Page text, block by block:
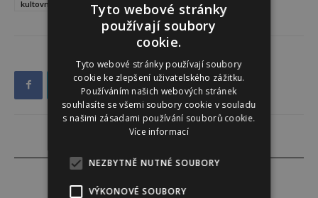
kultovní seriál
kultura první animák
Tyto webové stránky
používají soubory
cookie.
Tyto webové stránky používají soubory
cookie ke zlepšení uživatelského zážitku.
Používáním našich webových stránek
souhlasíte se všemi soubory cookie v souladu
s našimi zásadami používání souborů cookie.
Více informací
NEZBYTNĚ NUTNÉ SOUBORY
VÝKONOVÉ SOUBORY